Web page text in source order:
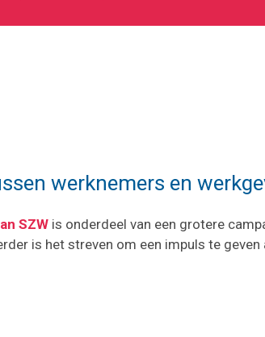
werknemers en
SZW is onderdeel van een grotere
is het streven om een impuls te geven